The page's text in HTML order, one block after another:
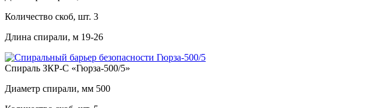
Количество скоб, шт. 3
Длина спирали, м 19-26
Спираль ЗКР-С «Гюрза-500/5»
Диаметр спирали, мм 500